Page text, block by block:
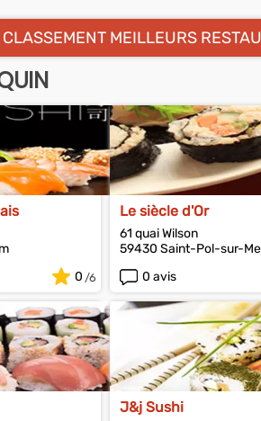
CLASSEMENT MEILLEURS
0
Le siècle d'Or
61 quai Wilson
59430 Saint-Pol-sur-
0 avis
J&j Sushi